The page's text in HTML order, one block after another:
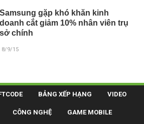
Samsung gặp khó khăn kinh
doanh cắt giảm 10% nhân viên trụ
sở chính
8/9/15
BẢNG XẾP HẠNG VIDEO
CÔNG NGHỆ GAME MOBILE